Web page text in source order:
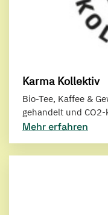
Karma Kollektiv
Bio-Tee, Kaffee &
gehandelt und
Mehr erfahren